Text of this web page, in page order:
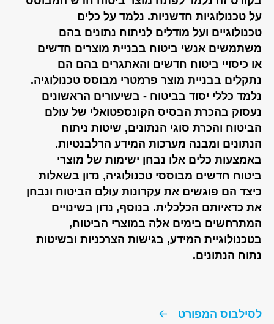
על טכנולוגיות חדשניות. נלמד על כלים
טכנולוגיים ועל מודלים לניתוח נתונים בהם
משתמשים אנשי ביטוח בבניית מוצרים חדשים
או כיסויי ביטוח חדשים והאתגרים בהם הם
נתקלים בבניית מוצר פרמטרי מבוסס טכנולוגיה.
נלמד כללי יסוד בביטוח - בשיעורים הראשונים
נעסוק בהכרת הבסיס הקונספטואלי של עולם
הביטוח והכרת סוגי הנתונים, שיטות ניתוח
הנתונים ומבנה מערכות המידע הרלבנטיות.
באמצעות כלים אלו נבחן ישימות של מוצרי
ביטוח חדשים מבוססי טכנולוגיה, נדון בשאלות
כיצד הם פוגשים את עקרונות עולם הביטוח ונבחן
את כדאיותם הכלכלית. בנוסף, נדון בשינויים
המתרחשים בימים אלה במוצרי הביטוח,
בטכנולוגיית המידע, בגישות הצרכניות ובשיטות
נתוח הנתונים.
לסילבוס המפורט